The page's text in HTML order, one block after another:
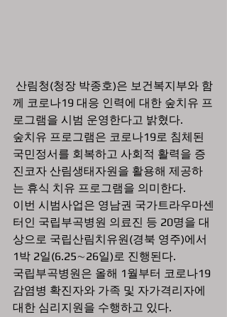
께 코로나19 대응 인력에 대한 숲치유 프
로그램을 시범 운영한다고 밝혔다.
숲치유 프로그램은 코로나19로 침체된
국민정서를 회복하고 사회적 활력을 증
진코자 산림생태자원을 활용해 제공하
는 휴식 치유 프로그램을 의미한다.
이번 시범사업은 영남권 국가트라우마센
터인 국립부곡병원 의료진 등 20명을 대
상으로 국립산림치유원(경북 영주)에서
1박 2일(6.25∼26일)로 진행된다.
국립부곡병원은 올해 1월부터 코로나19
감염병 확진자와 가족 및 자가격리자에
대한 심리지원을 수행하고 있다.